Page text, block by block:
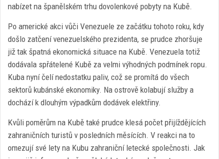
nabízet na španělském trhu dovolenkové pobyty na Kubě.
Po americké akci vůči Venezuele ze začátku tohoto roku, kdy
došlo zatčení venezuelského prezidenta, se prudce zhoršuje
již tak špatná ekonomická situace na Kubě. Venezuela totiž
dodávala spřátelené Kubě za velmi výhodných podmínek ropu.
Kuba nyní čelí nedostatku paliv, což se promítá do všech
sektorů kubánské ekonomiky. Na ostrově kolabují služby a
dochází k dlouhým výpadkům dodávek elektřiny.
Kvůli poměrům na Kubě také prudce klesá počet přijíždějících
zahraničních turistů v posledních měsících. V reakci na to
omezují své lety na Kubu zahraniční letecké společnosti. Jak